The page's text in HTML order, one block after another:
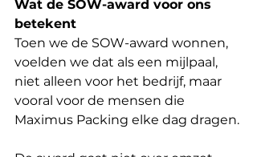
Wat de SOW-award voor ons
betekent
Toen we de SOW-award wonnen,
voelden we dat als een mijlpaal,
niet alleen voor het bedrijf, maar
vooral voor de mensen die
Maximus Packing elke dag dragen.